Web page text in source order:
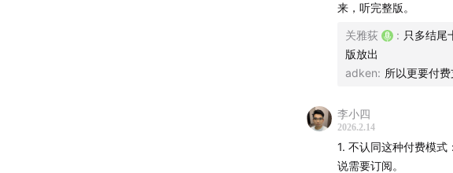
来，听完整版。
关雅荻 : 只多结尾
版放出
adken: 所以更要付费
李小四
2026.2.14
1. 不认同这种付费模
说需要订阅。